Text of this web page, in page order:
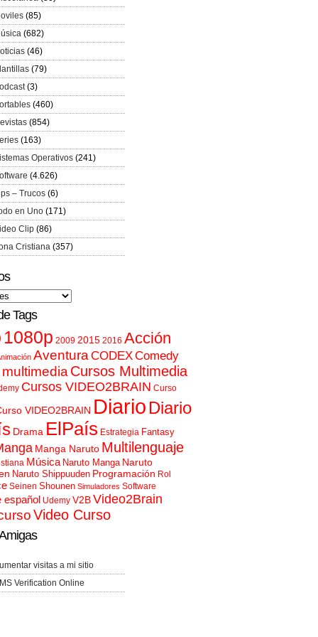
(85)
(682)
(46)
(79)
(3)
(460)
(854)
(163)
Operativos (241)
(4.626)
– Trucos (6)
en Uno (171)
Clip (86)
Cristiana (357)
Tags
1080p 2009 2015 2016 Acción
AventuraCODEXComedy
Cursos Multimedia
Cursos VIDEO2BRAIN Curso
VIDEO2BRAIN Diario Diario
Drama ElPaís Estrategia Fantasy
Manga Naruto Multilenguaje
Música Naruto Manga Naruto
Naruto Shippuuden Programación Rol
Seinen Shounen Simuladores Software
español Udemy V2BVideo2Brain
Video Curso
visitas a mi sitio
Verification Online